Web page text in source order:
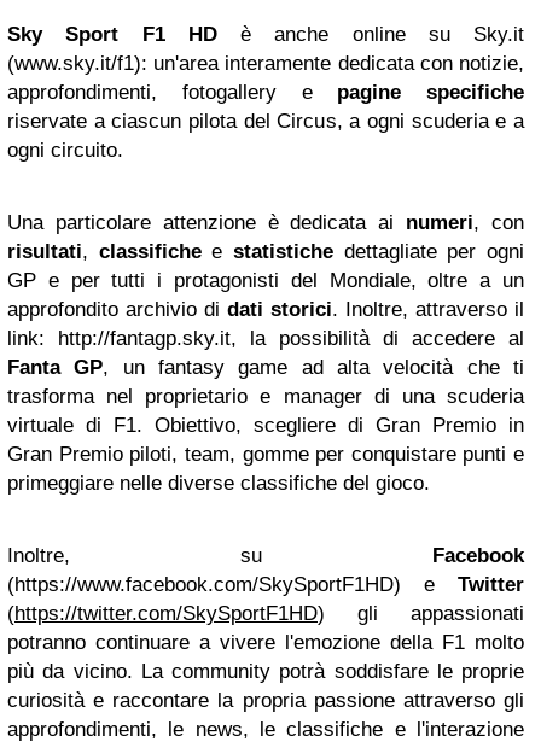
Sky Sport F1 HDè anche online su Sky.it
(www.sky.it/f1): un'area interamente dedicata con notizie,
approfondimenti, fotogallery e pagine specifiche
riservate a ciascun pilota del Circus, a ogni scuderia e a
ogni circuito.
Una particolare attenzione è dedicata ai numeri, con
risultati, classificheestatistiche dettagliate per ogni
GP e per tutti i protagonisti del Mondiale, oltre a un
approfondito archivio di dati storici. Inoltre, attraverso il
link: http://fantagp.sky.it, la possibilità di accedere al
Fanta GP, un fantasy game ad alta velocità che ti
trasforma nel proprietario e manager di una scuderia
virtuale di F1. Obiettivo, scegliere di Gran Premio in
Gran Premio piloti, team, gomme per conquistare punti e
primeggiare nelle diverse classifiche del gioco.
Inoltre, su Facebook
(https://www.facebook.com/SkySportF1HD) e Twitter
(https://twitter.com/SkySportF1HD) gli appassionati
potranno continuare a vivere l'emozione della F1 molto
più da vicino. La community potrà soddisfare le proprie
curiosità e raccontare la propria passione attraverso gli
approfondimenti, le news, le classifiche e l'interazione